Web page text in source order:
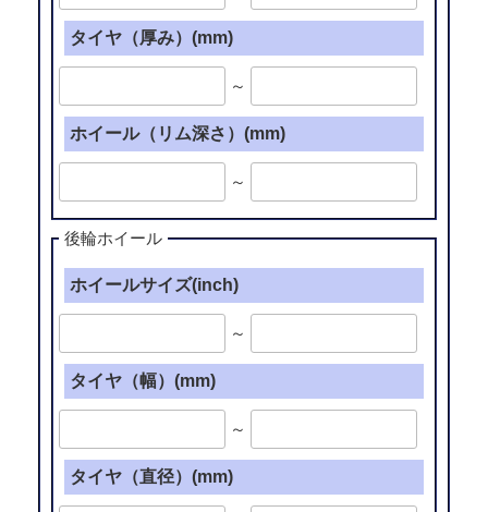
タイヤ（厚み）(mm)
～
ホイール（リム深さ）(mm)
～
後輪ホイール
ホイールサイズ(inch)
～
タイヤ（幅）(mm)
～
タイヤ（直径）(mm)